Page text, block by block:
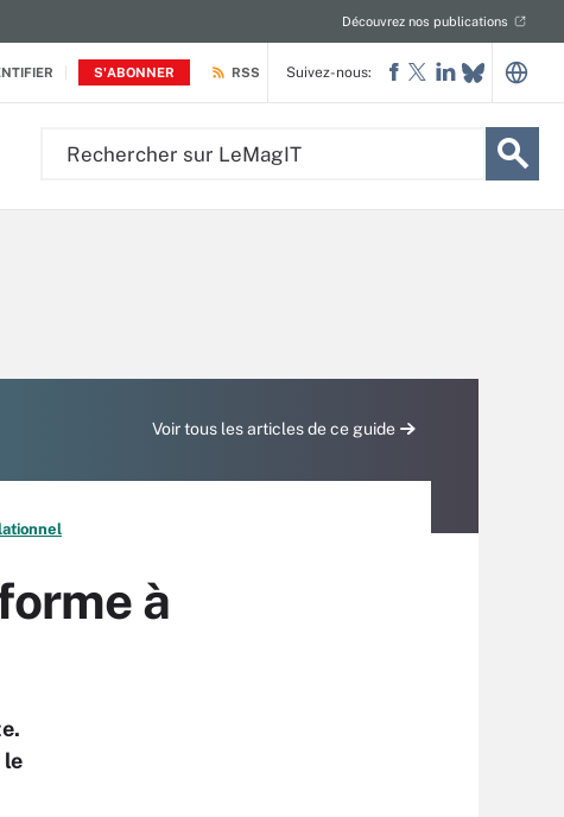
S'ABONNER
Découvrez nos publications
RSS Suivez-nous:
Voir tous les articles de ce guide
à
le